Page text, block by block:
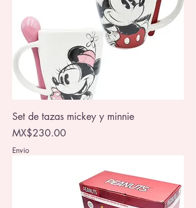
Set de tazas mickey y minnie
Price
MX$230.00
Envio